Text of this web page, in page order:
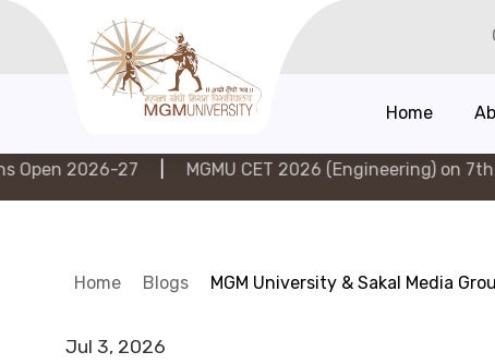
Home
| MGMU CET 2026 (Engineering) on 7th August 2026
Home Blogs MGM University & Sakal Media
Jul 3, 2026